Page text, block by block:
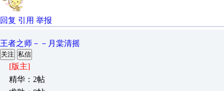
回复 引用 举报
王者之师－－月棠清摇
关注 私信
[版主]
精华：2帖